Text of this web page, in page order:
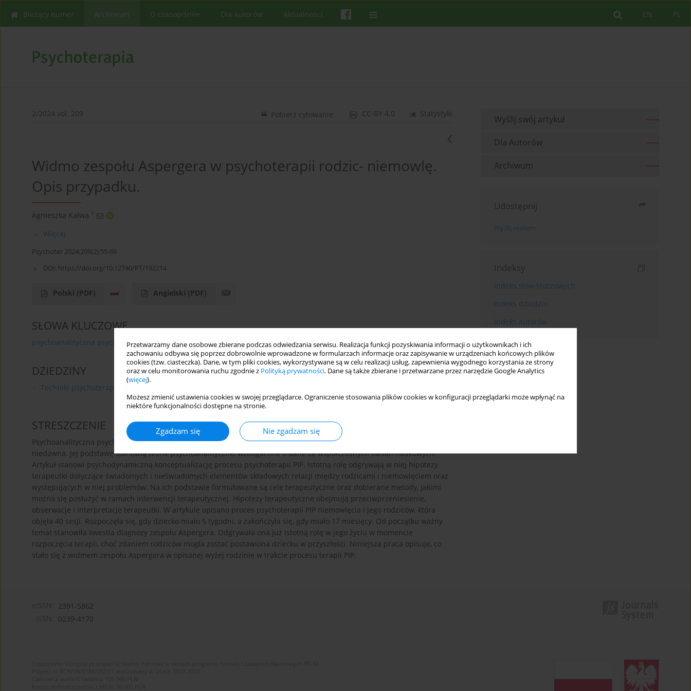
Przetwarzamy dane osobowe zbierane podczas odwiedzania serwisu. Realizacja funkcji pozyskiwania informacji o użytkownikach i ich
zachowaniu odbywa się poprzez dobrowolnie wprowadzone w formularzach informacje oraz zapisywanie w urządzeniach końcowych plików
cookies (tzw. ciasteczka). Dane, w tym pliki cookies, wykorzystywane są w celu realizacji usług, zapewnienia wygodnego korzystania ze strony
oraz w celu monitorowania ruchu zgodnie z Polityką prywatności. Dane są także zbierane i przetwarzane przez narzędzie Google Analytics
(więcej).
Możesz zmienić ustawienia cookies w swojej przeglądarce. Ograniczenie stosowania plików cookies w konfiguracji przeglądarki może wpłynąć na
niektóre funkcjonalności dostępne na stronie.
Zgadzam się Nie zgadzam się
PL
EN
Bieżący numer Archiwum O czasopiśmie Dla Autorów Aktualności
2/2024 vol. 209 Statystyki
CC-BY 4.0
Pobierz cytowanie
Widmo zespołu Aspergera w psychoterapii rodzic- niemowlę.
Opis przypadku.
Agnieszka Kałwa 1
Więcej
Psychoter 2024;209(2):55-66
DOI: https://doi.org/10.12740/PT/192214
Polski (PDF) Angielski (PDF)
SŁOWA KLUCZOWE
psychoanalityczna psychoterapia rodzic- niemowlę zespół Aspergera
DZIEDZINY
Techniki psychoterapii
STRESZCZENIE
Psychoanalityczna psychoterapia rodzic–niemowlę (Parent–Infant Psychotherapy PIP) jest w Polsce oferowana od
niedawna. Jej podstawę stanowią teorie psychoanalityczne, wzbogacone o dane ze współczesnych badań naukowych.
Artykuł stanowi psychodynamiczną konceptualizację procesu psychoterapii PIP. Istotną rolę odgrywają w niej hipotezy
terapeutki dotyczące świadomych i nieświadomych elementów składowych relacji między rodzicami i niemowlęciem oraz
występujących w niej problemów. Na ich podstawie formułowane są cele terapeutyczne oraz dobierane metody, jakimi
można się posłużyć w ramach interwencji terapeutycznej. Hipotezy terapeutyczne obejmują przeciwprzeniesienie,
obserwacje i interpretacje terapeutki. W artykule opisano proces psychoterapii PIP niemowlęcia i jego rodziców, która
objęła 40 sesji. Rozpoczęła się, gdy dziecko miało 5 tygodni, a zakończyła się, gdy miało 17 miesięcy. Od początku ważny
temat stanowiła kwestia diagnozy zespołu Aspergera. Odgrywała ona już istotną rolę w jego życiu w momencie
rozpoczęcia terapii, choć zdaniem rodziców mogła zostać postawiona dziecku w przyszłości. Niniejsza praca opisuje, co
stało się z widmem zespołu Aspergera w opisanej wyżej rodzinie w trakcie procesu terapii PIP.
Wyślij swój artykuł
Dla Autorów
Archiwum
Udostępnij
Wyślij mailem
Indeksy
Indeks słów kluczowych
Indeks dziedzin
Indeks autorów
2391-5862
0239-4170